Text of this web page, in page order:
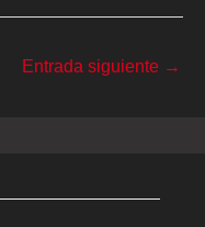
Entrada siguiente →